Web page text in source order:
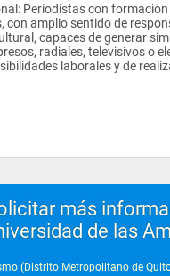
Periodistas con
con amplio sentido de
capaces de generar
radiales, televisivos o
laborales y de
más
de las
(Distrito Metropolitano de